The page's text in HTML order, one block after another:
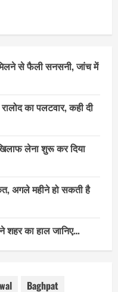
से फैली सनसनी, जांच में
का पलटवार, कही दी
लेना शुरू कर दिया
अगले महीने हो सकती है
शहर का हाल जानिए…
Baghpat